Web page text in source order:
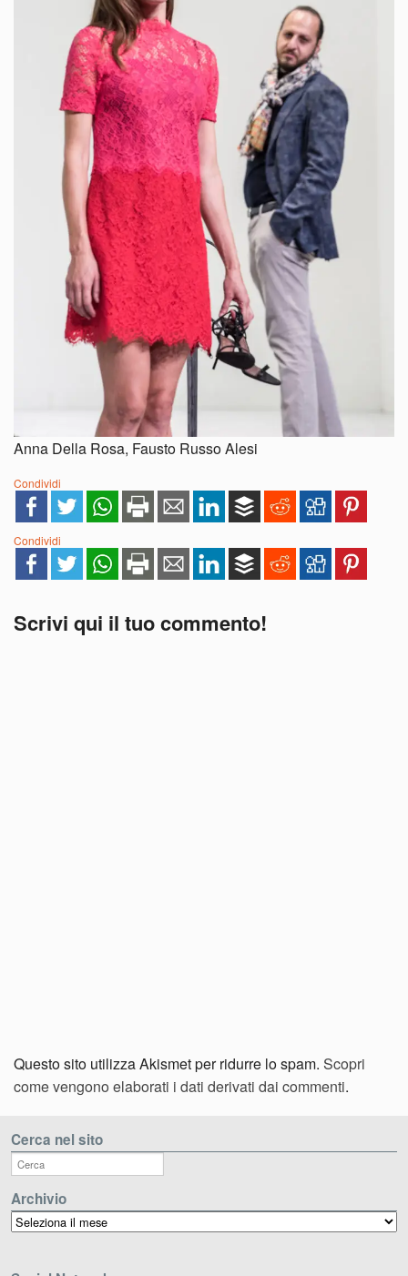
Anna Della Rosa, Fausto Russo Alesi
Condividi
Condividi
Scrivi qui il tuo commento!
Questo sito utilizza Akismet per ridurre lo spam. Scopri
come vengono elaborati i dati derivati dai commenti.
Cerca nel sito
Archivio
Archivio